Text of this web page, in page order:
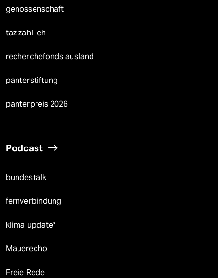
genossenschaft
taz zahl ich
recherchefonds ausland
panterstiftung
panterpreis 2026
Podcast
bundestalk
fernverbindung
klima update°
Mauerecho
Freie Rede